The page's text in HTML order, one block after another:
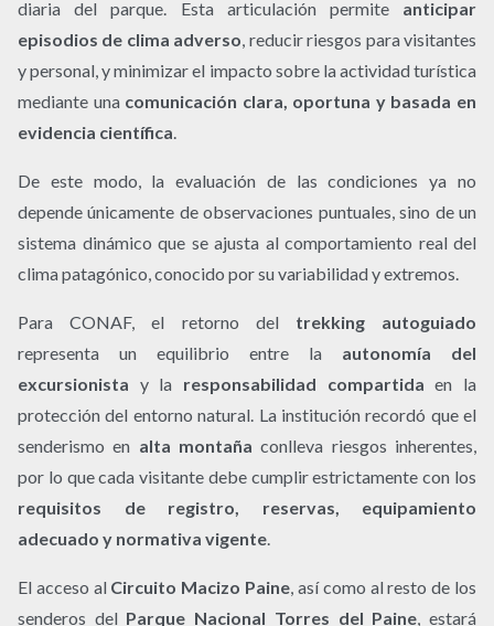
diaria del parque. Esta articulación permite anticipar
episodios de clima adverso , reducir riesgos para visitantes
y personal, y minimizar el impacto sobre la actividad turística
mediante una comunicación clara, oportuna y basada en
evidencia científica
De este modo, la evaluación de las condiciones ya no
depende únicamente de observaciones puntuales, sino de un
sistema dinámico que se ajusta al comportamiento real del
clima patagónico, conocido por su variabilidad y extremos.
Para CONAF, el retorno del trekking autoguiado
representa un equilibrio entre la autonomía del
excursionista y la responsabilidad compartida en la
protección del entorno natural. La institución recordó que el
senderismo en alta montaña conlleva riesgos inherentes,
por lo que cada visitante debe cumplir estrictamente con los
requisitos de registro, reservas, equipamiento
adecuado y normativa vigente
El acceso al Circuito Macizo Paine , así como al resto de los
senderos del Parque Nacional Torres del Paine , estará